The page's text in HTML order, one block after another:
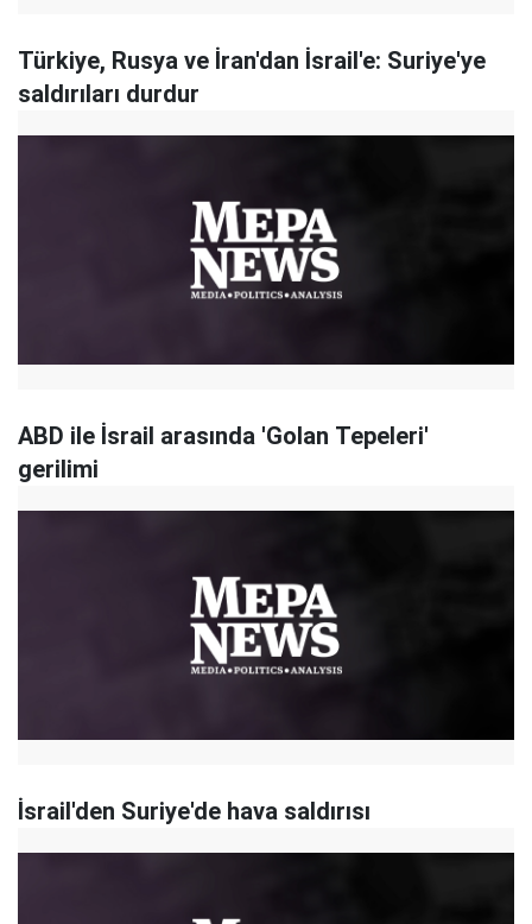
Türkiye, Rusya ve İran'dan İsrail'e: Suriye'ye
saldırıları durdur
ABD ile İsrail arasında 'Golan Tepeleri'
gerilimi
İsrail'den Suriye'de hava saldırısı